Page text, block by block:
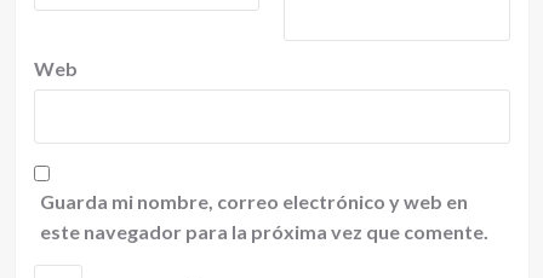
Web
Guarda mi nombre, correo electrónico y web en
este navegador para la próxima vez que comente.